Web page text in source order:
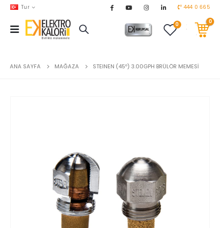
Tur 444 0 665
0 0
AKARYAKIT chevron_right
TEKNİK MALZEMELER
YERDEN ISITMA chevron_right
chevron_right
ANA SAYFA MAĞAZA STEINEN (45º) 3.00GPH BRÜLÖR MEMESİ